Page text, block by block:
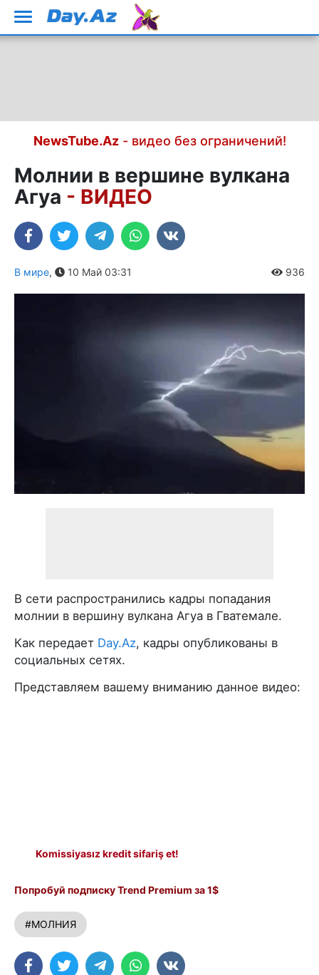
NewsTube.Az- видео без ограничений!
Молнии в вершине вулкана
Агуа - ВИДЕО
В мире, 10 Май 03:31 936
В сети распространились кадры попадания
молнии в вершину вулкана Агуа в Гватемале.
Как передает Day.Az, кадры опубликованы в
социальных сетях.
Представляем вашему вниманию данное видео:
Komissiyasız kredit sifariş et!
Попробуй подписку Trend Premium за 1$
#МОЛНИЯ